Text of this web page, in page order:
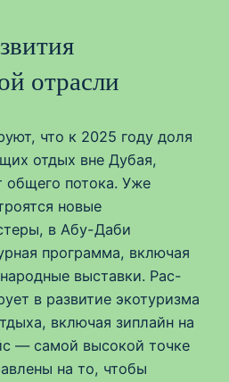
отрасли
что к 2025 году доля
отдых вне Дубая,
общего потока. Уже
новые
в Абу-Даби
программа, включая
выставки. Рас-
в развитие экотуризма
включая зиплайн на
— самой высокой точке
на то, чтобы